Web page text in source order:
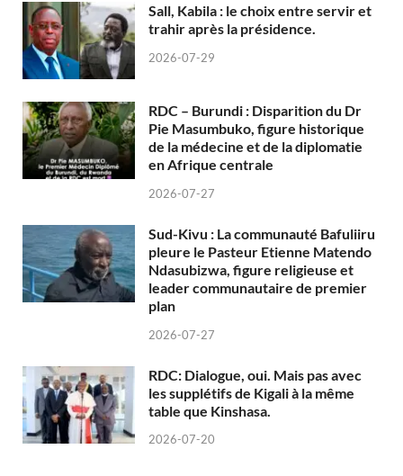
Sall, Kabila : le choix entre servir et
trahir après la présidence.
2026-07-29
RDC – Burundi : Disparition du Dr
Pie Masumbuko, figure historique
de la médecine et de la diplomatie
en Afrique centrale
2026-07-27
Sud-Kivu : La communauté Bafuliiru
pleure le Pasteur Etienne Matendo
Ndasubizwa, figure religieuse et
leader communautaire de premier
plan
2026-07-27
RDC: Dialogue, oui. Mais pas avec
les supplétifs de Kigali à la même
table que Kinshasa.
2026-07-20